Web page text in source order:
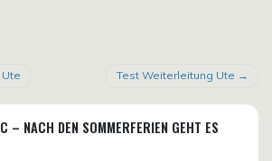
Test Weiterleitung Ute
– NACH DEN SOMMERFERIEN GEHT ES